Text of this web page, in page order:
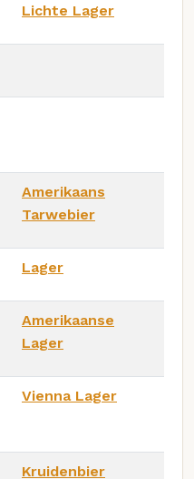
Lichte Lager
Amerikaans
Tarwebier
Lager
Amerikaanse
Lager
Vienna Lager
Kruidenbier